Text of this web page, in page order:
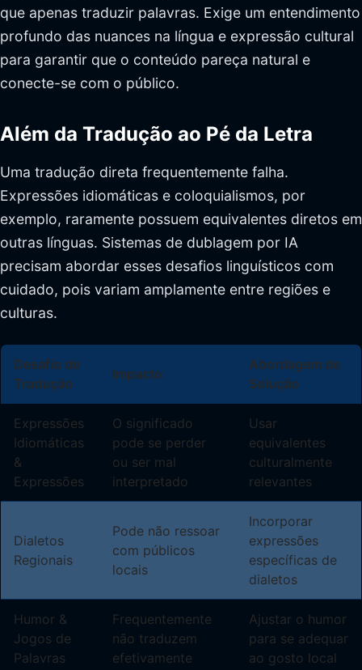
que apenas traduzir palavras. Exige um entendimento
profundo das nuances na língua e expressão cultural
para garantir que o conteúdo pareça natural e
conecte-se com o público.
Além da Tradução ao Pé da Letra
Uma tradução direta frequentemente falha.
Expressões idiomáticas e coloquialismos, por
exemplo, raramente possuem equivalentes diretos em
outras línguas. Sistemas de dublagem por IA
precisam abordar esses desafios linguísticos com
cuidado, pois variam amplamente entre regiões e
culturas.
Desafio de
Tradução
Impacto
Abordagem de
Solução
Expressões
Idiomáticas
&
Expressões
O significado
pode se perder
ou ser mal
interpretado
Usar
equivalentes
culturalmente
relevantes
Dialetos
Regionais
Pode não ressoar
com públicos
locais
Incorporar
expressões
específicas de
dialetos
Humor &
Jogos de
Palavras
Frequentemente
não traduzem
efetivamente
Ajustar o humor
para se adequar
ao gosto local